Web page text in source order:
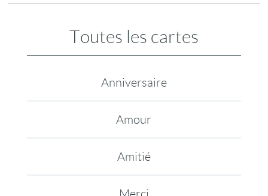
Toutes les cartes
Anniversaire
Amour
Amitié